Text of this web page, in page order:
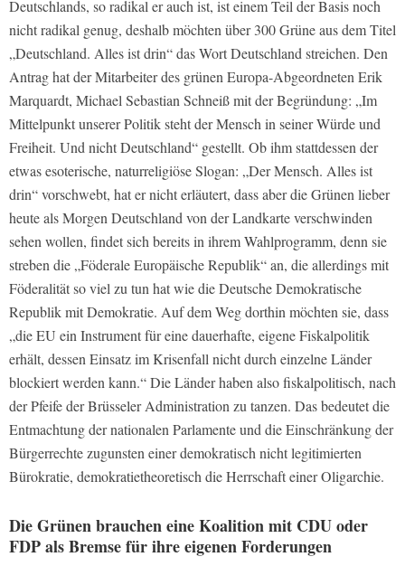
Deutschlands, so radikal er auch ist, ist einem Teil der Basis noch
nicht radikal genug, deshalb möchten über 300 Grüne aus dem Titel
„Deutschland. Alles ist drin“ das Wort Deutschland streichen. Den
Antrag hat der Mitarbeiter des grünen Europa-Abgeordneten Erik
Marquardt, Michael Sebastian Schneiß mit der Begründung: „Im
Mittelpunkt unserer Politik steht der Mensch in seiner Würde und
Freiheit. Und nicht Deutschland“ gestellt. Ob ihm stattdessen der
etwas esoterische, naturreligiöse Slogan: „Der Mensch. Alles ist
drin“ vorschwebt, hat er nicht erläutert, dass aber die Grünen lieber
heute als Morgen Deutschland von der Landkarte verschwinden
sehen wollen, findet sich bereits in ihrem Wahlprogramm, denn sie
streben die „Föderale Europäische Republik“ an, die allerdings mit
Föderalität so viel zu tun hat wie die Deutsche Demokratische
Republik mit Demokratie. Auf dem Weg dorthin möchten sie, dass
„die EU ein Instrument für eine dauerhafte, eigene Fiskalpolitik
erhält, dessen Einsatz im Krisenfall nicht durch einzelne Länder
blockiert werden kann.“ Die Länder haben also fiskalpolitisch, nach
der Pfeife der Brüsseler Administration zu tanzen. Das bedeutet die
Entmachtung der nationalen Parlamente und die Einschränkung der
Bürgerrechte zugunsten einer demokratisch nicht legitimierten
Bürokratie, demokratietheoretisch die Herrschaft einer Oligarchie.
Die Grünen brauchen eine Koalition mit CDU oder
FDP als Bremse für ihre eigenen Forderungen